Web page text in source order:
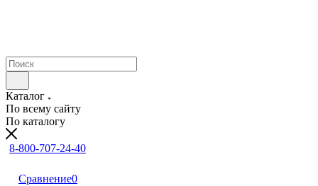
Каталог
По всему сайту
По каталогу
8-800-707-24-40
Сравнение0